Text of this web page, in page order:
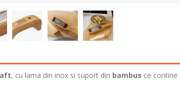
, cu lama din inox si suport din bambus ce contine